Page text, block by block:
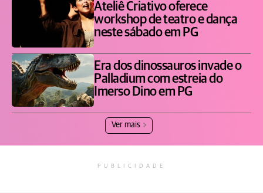
Ateliê Criativo oferece
workshop de teatro e dança
neste sábado em PG
Era dos dinossauros invade o
Palladium com estreia do
Imerso Dino em PG
Ver mais
PUBLICIDADE